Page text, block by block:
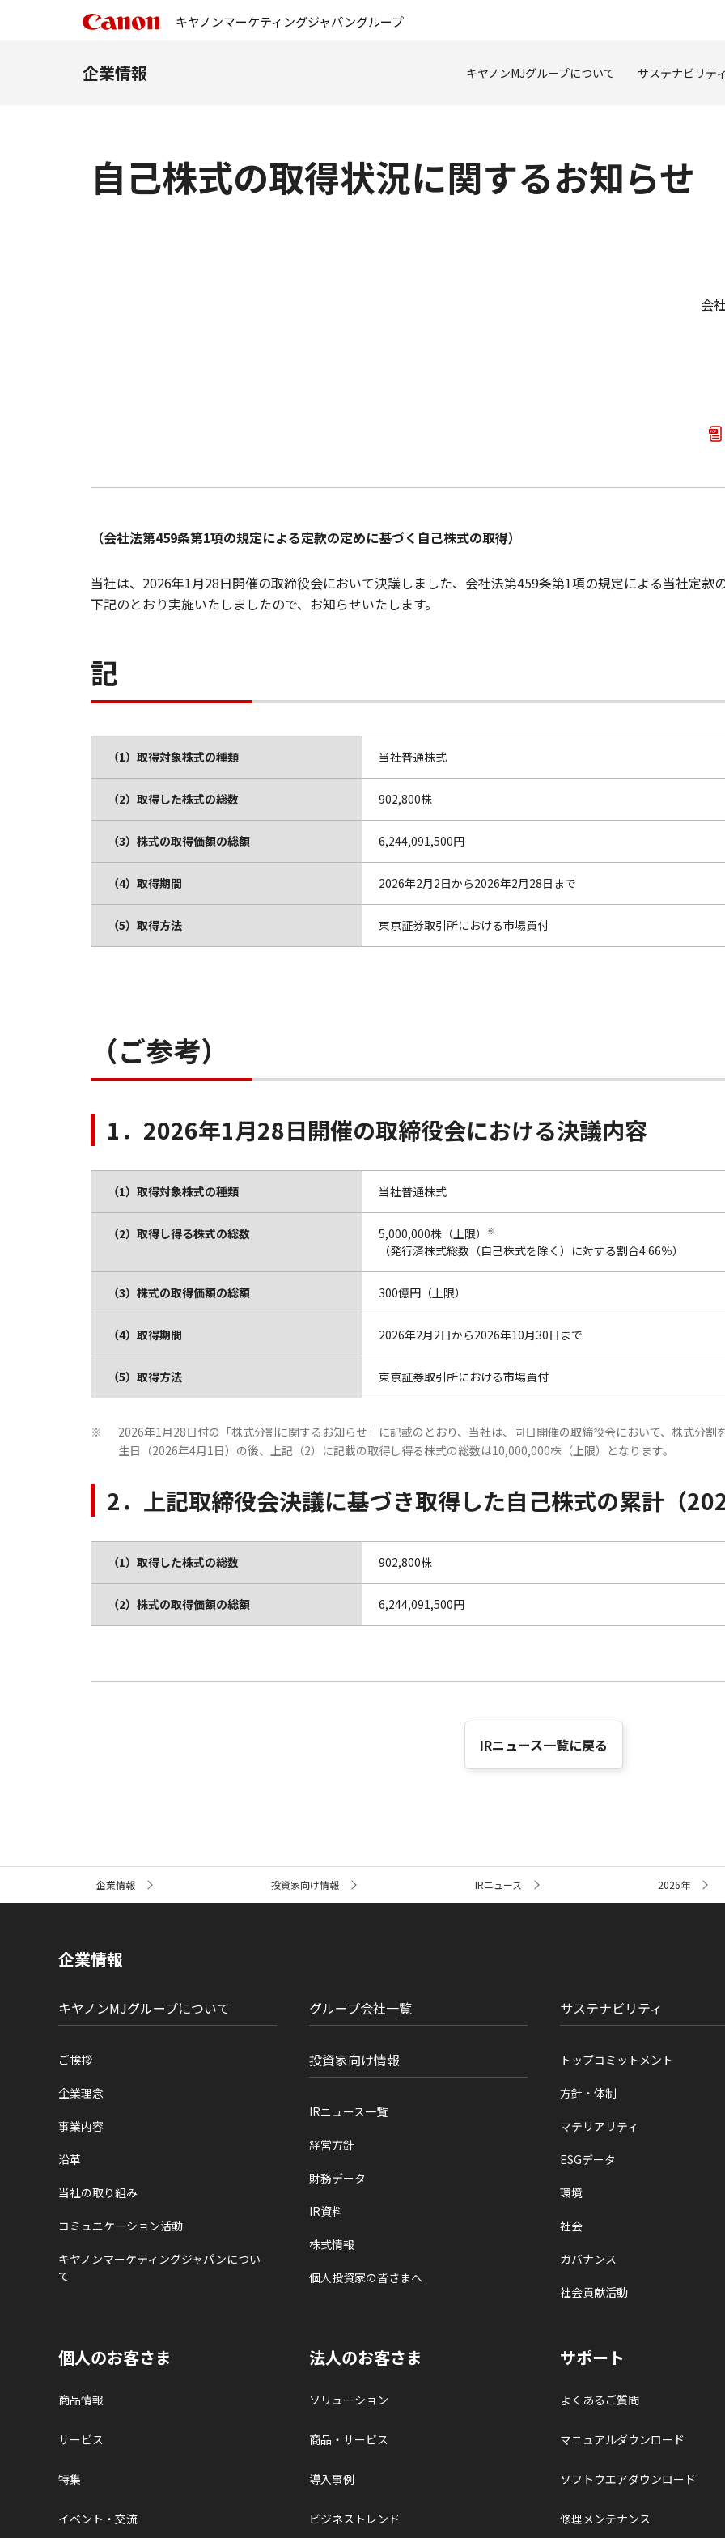
キヤノンマーケティングジャパングループ
企業情報 キヤノンMJグループについて サステナビリテ
自己株式の取得状況に関するお知らせ
会
（会社法第459条第1項の規定による定款の定めに基づく自己株式の取得）
当社は、2026年1月28日開催の取締役会において決議しました、会社法第459条第1項の規定による当社定款
下記のとおり実施いたしましたので、お知らせいたします。
記
（1）取得対象株式の種類 当社普通株式
（2）取得した株式の総数 902,800株
（3）株式の取得価額の総額 6,244,091,500円
（4）取得期間 2026年2月2日から2026年2月28日まで
（5）取得方法 東京証券取引所における市場買付
（ご参考）
1．2026年1月28日開催の取締役会における決議内容
（1）取得対象株式の種類 当社普通株式
（2）取得し得る株式の総数 5,000,000株（上限） ※
（発行済株式総数（自己株式を除く）に対する割合4.66％）
（3）株式の取得価額の総額 300億円（上限）
（4）取得期間 2026年2月2日から2026年10月30日まで
（5）取得方法 東京証券取引所における市場買付
※
2026年1月28日付の「株式分割に関するお知らせ」に記載のとおり、当社は、同日開催の取締役会において、株式分
生日（2026年4月1日）の後、上記（2）に記載の取得し得る株式の総数は10,000,000株（上限）となります。
2．上記取締役会決議に基づき取得した自己株式の累計（
（1）取得した株式の総数 902,800株
（2）株式の取得価額の総額 6,244,091,500円
IRニュース一覧に戻る
ト
企業情報 投資家向け情報 IRニュース 2026年
企業情報
キヤノンMJグループについて
ご挨拶
企業理念
事業内容
沿革
当社の取り組み
コミュニケーション活動
キヤノンマーケティングジャパンについ
て
グループ会社一覧
投資家向け情報
IRニュース一覧
経営方針
財務データ
IR資料
株式情報
個人投資家の皆さまへ
サステナビリティ
トップコミットメント
方針・体制
マテリアリティ
ESGデータ
環境
社会
ガバナンス
社会貢献活動
個人のお客さま
商品情報
サービス
特集
イベント・交流
法人のお客さま
ソリューション
商品・サービス
導入事例
ビジネストレンド
サポート
よくあるご質問
マニュアルダウンロード
ソフトウエアダウンロード
修理メンテナンス